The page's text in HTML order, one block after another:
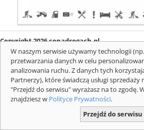
Copyright 2026 conadrogach.pl
O firmie
Redakcja Regulamin
Mapa serwisu
Komunikaty
W naszym serwisie używamy technologii
przetwarzania danych w celu
analizowania ruchu. Z danych tych
Partnerzy), które świadczą usługi sprzedaży
"Przejdź do serwisu" wyrażasz na to zgodę.
znajdziesz w Polityce Prywatności.
Przejdź do serwisu